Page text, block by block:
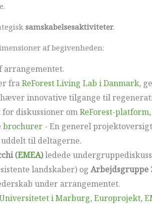
samskabelsesaktiviteter.
af begivenheden:
arrangementet.
fraReForest Living Lab i Danmark,
innovative tilgange til
diskussioner omReForest-platform
brochurer- En generel
til deltagerne.
(EMEA)ledede
landskaber) og Arbejdsgruppe
under arrangementet.
i Marburg, Europrojekt,